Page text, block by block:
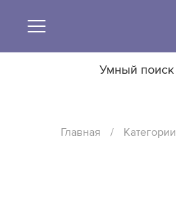
Умный поиск
Главная / Категории